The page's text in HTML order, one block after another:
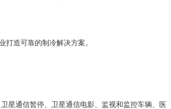
打造可靠的制冷解决方案。
星通信暂停、卫星通信电影、监视和监控车辆、医